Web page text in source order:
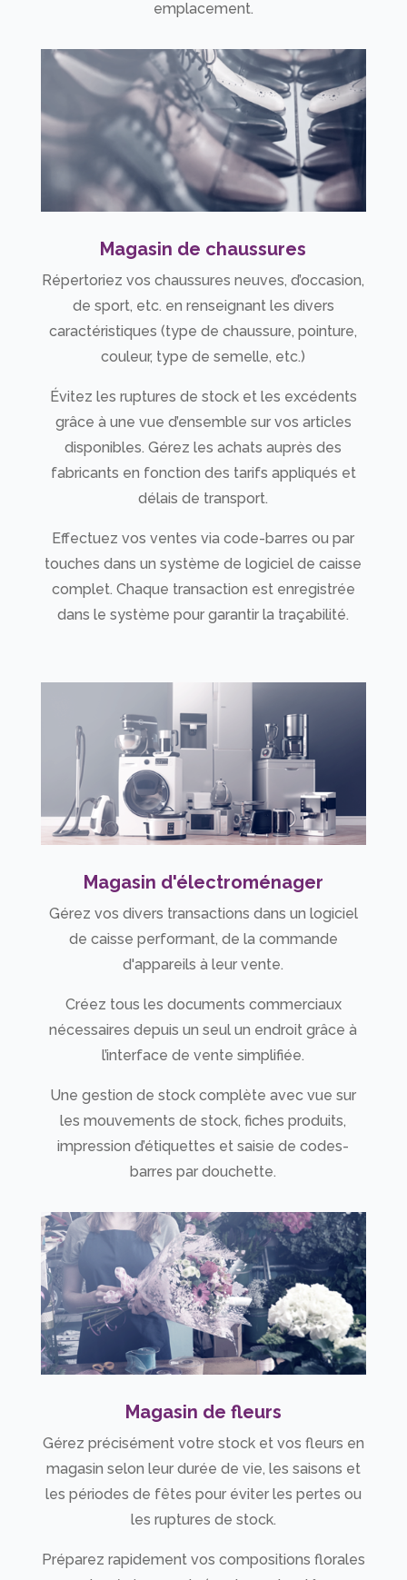
emplacement.
Magasin de chaussures
Répertoriez vos chaussures neuves, d’occasion,
de sport, etc. en renseignant les divers
caractéristiques (type de chaussure, pointure,
couleur, type de semelle, etc.)
Évitez les ruptures de stock et les excédents
grâce à une vue d’ensemble sur vos articles
disponibles. Gérez les achats auprès des
fabricants en fonction des tarifs appliqués et
délais de transport.
Effectuez vos ventes via code-barres ou par
touches dans un système de logiciel de caisse
complet. Chaque transaction est enregistrée
dans le système pour garantir la traçabilité.
Magasin d'électroménager
Gérez vos divers transactions dans un logiciel
de caisse performant, de la commande
d'appareils à leur vente.
Créez tous les documents commerciaux
nécessaires depuis un seul un endroit grâce à
l’interface de vente simplifiée.
Une gestion de stock complète avec vue sur
les mouvements de stock, fiches produits,
impression d’étiquettes et saisie de codes-
barres par douchette.
Magasin de fleurs
Gérez précisément votre stock et vos fleurs en
magasin selon leur durée de vie, les saisons et
les périodes de fêtes pour éviter les pertes ou
les ruptures de stock.
Préparez rapidement vos compositions florales